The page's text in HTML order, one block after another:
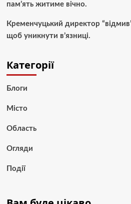
пам’ять житиме вічно.
Кременчуцький директор
щоб уникнути в’язниці.
Категорії
Блоги
Місто
Область
Огляди
Події